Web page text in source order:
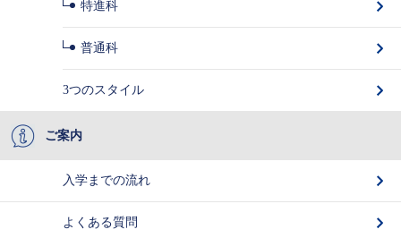
特進科
普通科
3つのスタイル
ご案内
入学までの流れ
よくある質問